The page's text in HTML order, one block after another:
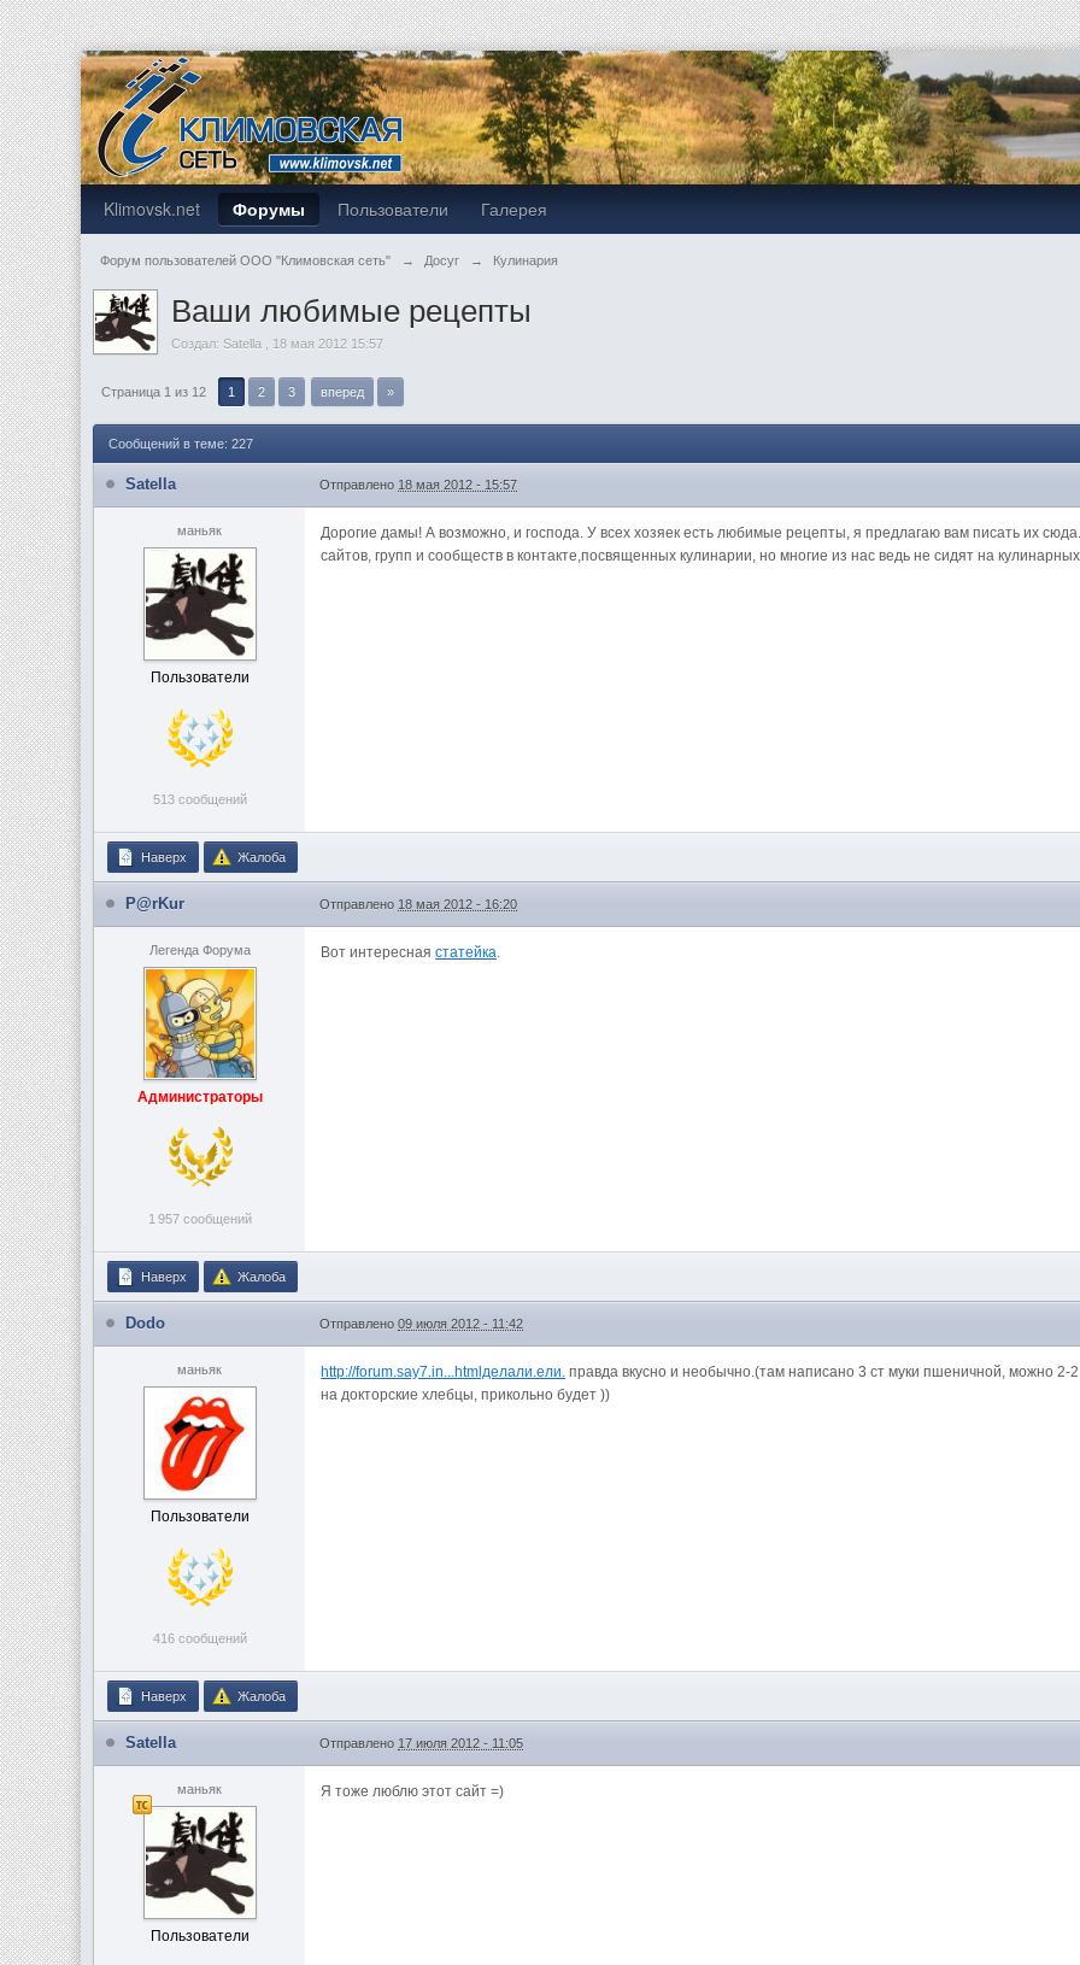
Klimovsk.net Форумы Пользователи Галерея
Форум пользователей ООО "Климовская сеть" → Досуг → Кулинария
Ваши любимые рецепты
Создал: Satella 18 мая 2012 15:57
Страница 1 из 12 1 2 3 вперед »
Сообщений в теме: 227
Satella Отправлено 18 мая 2012 - 15:57
маньяк
Пользователи
513 сообщений
Дорогие дамы! А возможно, и господа. У всех хозяек есть любимые рецепты, я предлагаю вам писать их
сайтов, групп и сообществ в контакте,посвященных кулинарии, но многие из нас ведь не сидят на
Наверх Жалоба
P@rKur Отправлено 18 мая 2012 - 16:20
Легенда Форума
Администраторы
1 957 сообщений
Вот интереснаястатейка.
Наверх Жалоба
Dodo Отправлено09 июля 2012 - 11:42
маньяк
Пользователи
416 сообщений
http://forum.say7.in...htmlделали.ели. правда вкусно и необычно.(там написано 3 ст муки пшеничной, можно
на докторские хлебцы, прикольно будет ))
Наверх Жалоба
Satella Отправлено 17 июля 2012 - 11:05
маньяк
Пользователи
Я тоже люблю этот сайт =)